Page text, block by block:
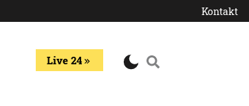
Kontakt
Live 24